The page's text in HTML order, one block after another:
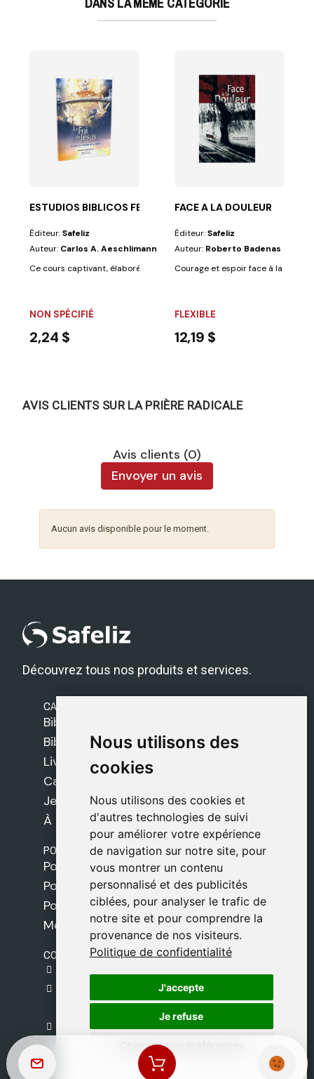
Nous utilisons des
cookies
Nous utilisons des cookies et
d'autres technologies de suivi
pour améliorer votre expérience
de navigation sur notre site, pour
vous montrer un contenu
personnalisé et des publicités
ciblées, pour analyser le trafic de
notre site et pour comprendre la
provenance de nos visiteurs.
Politique de confidentialité
J'accepte
Je refuse
Changer mes préférences
Nous utilisons des
cookies
Nous utilisons des cookies et
d'autres technologies de suivi
pour améliorer votre expérience
de navigation sur notre site, pour
vous montrer un contenu
personnalisé et des publicités
ciblées, pour analyser le trafic de
notre site et pour comprendre la
provenance de nos visiteurs.
Politique de confidentialité
J'accepte
Je refuse
Changer mes préférences
ESTUDIOS BIBLICOS FE DE JESÚS (DEP.M.P)
Éditeur:Safeliz
Auteur: Carlos A. Aeschlimann
Ce cours captivant, élaboré par le pasteur Alejandro Bullón, aborde 18
NON SPÉCIFIÉ
2,24 $
FACE A LA DOULEUR
Éditeur:Safeliz
Auteur: Roberto Badenas
Courage et espoir face à la
FLEXIBLE
12,19 $
AVIS CLIENTS SUR LA PRIÈRE RADICALE
Avis clients (0)
Envoyer un avis
Aucun avis disponible pour le moment.
Découvrez tous nos produits et services.
CATÉGORIES
Bibles Safeliz
Bibles
Livres
Cadeaux
Jeux
À propos de nous
POLITIQUES
Politique de livraison
Politique de cookies
Politique de confidentialité
Mentions légales
CONTACT
C. del Pradillo, 6, 28770 Colmenar Viejo,
Madrid
+34 918 459 877